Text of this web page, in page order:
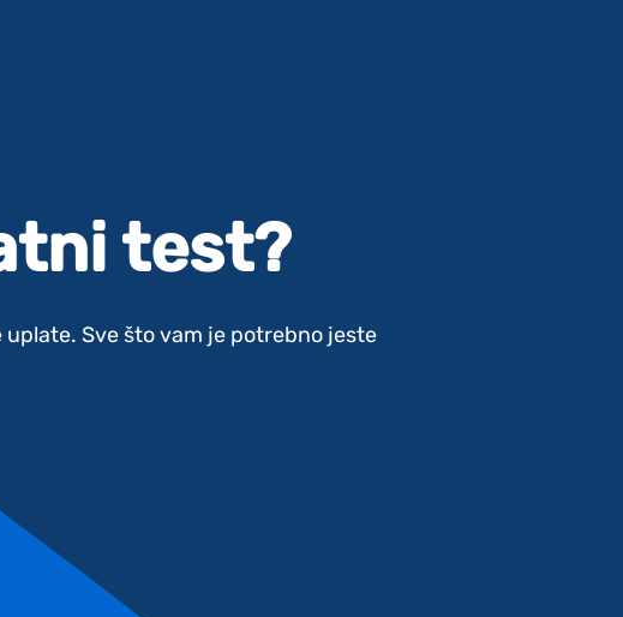
test?
Sve što vam je potrebno jeste